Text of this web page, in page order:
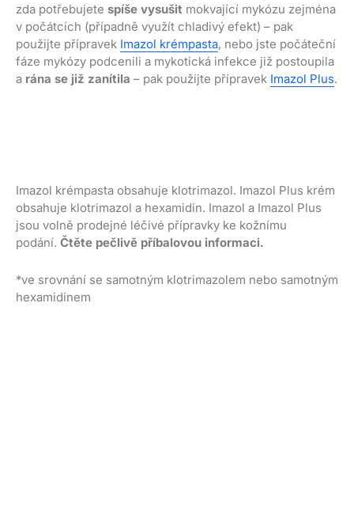
zda potřebujete spíše vysušit mokvající mykózu zejména
v počátcích (případně využít chladivý efekt) – pak
použijte přípravek Imazol krémpasta, nebo jste počáteční
fáze mykózy podcenili a mykotická infekce již postoupila
a rána se již zanítila – pak použijte přípravek Imazol Plus.
Imazol krémpasta obsahuje klotrimazol. Imazol Plus krém
obsahuje klotrimazol a hexamidin. Imazol a Imazol Plus
jsou volně prodejné léčivé přípravky ke kožnímu
podání. Čtěte pečlivě příbalovou informaci.
*ve srovnání se samotným klotrimazolem nebo samotným
hexamidinem